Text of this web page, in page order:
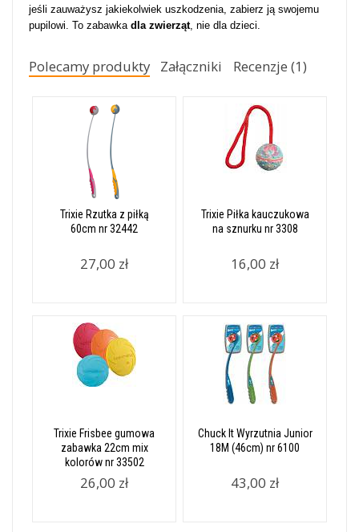
jeśli zauważysz jakiekolwiek uszkodzenia, zabierz ją swojemu
pupilowi. To zabawkadla zwierząt, nie dla dzieci.
Polecamy produkty Załączniki Recenzje (1)
Trixie Rzutka z piłką
60cm nr 32442
27,00 zł
Trixie Piłka kauczukowa
na sznurku nr 3308
16,00 zł
Trixie Frisbee gumowa
zabawka 22cm mix
kolorów nr 33502
26,00 zł
Chuck It Wyrzutnia Junior
18M (46cm) nr 6100
43,00 zł